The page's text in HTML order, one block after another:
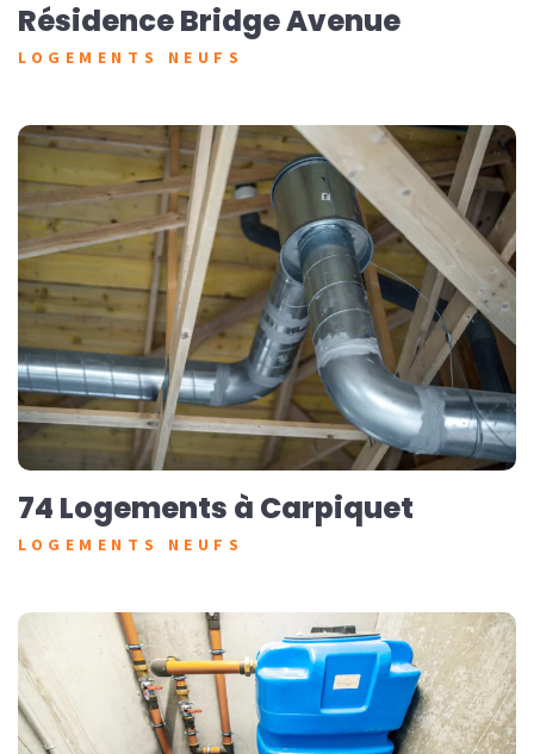
Résidence Bridge Avenue
LOGEMENTS NEUFS
74 Logements à Carpiquet
LOGEMENTS NEUFS